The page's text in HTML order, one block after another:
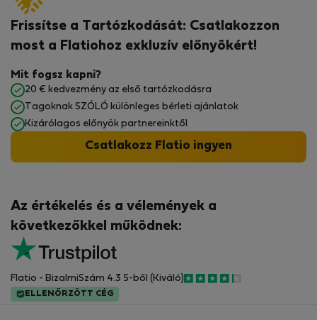
Az értékelés és a vélemények a
következőkkel működnek:
Flatio - BizalmiSzám 4.3 5-ből (Kiváló)
ELLENŐRZÖTT CÉG
Frissítse a Tartózkodását: Csatlakozzon
most a Flatiohoz exkluzív előnyökért!
Mit fogsz kapni?
20 € kedvezmény az első tartózkodásra
Tagoknak SZÓLÓ különleges bérleti ajánlatok
Kizárólagos előnyök partnereinktől
Csatlakozz Flatio ingyen